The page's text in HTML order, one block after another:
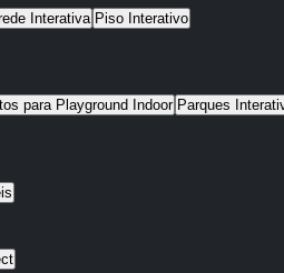
Interativa Piso Interativo
para Playground Indoor Parques